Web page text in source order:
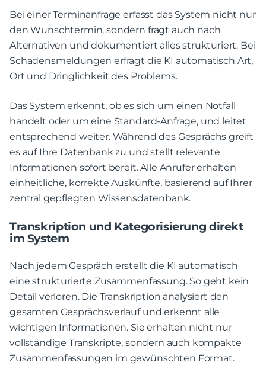
Bei einer Terminanfrage erfasst das System nicht nur
den Wunschtermin, sondern fragt auch nach
Alternativen und dokumentiert alles strukturiert. Bei
Schadensmeldungen erfragt die KI automatisch Art,
Ort und Dringlichkeit des Problems.
Das System erkennt, ob es sich um einen Notfall
handelt oder um eine Standard-Anfrage, und leitet
entsprechend weiter. Während des Gesprächs greift
es auf Ihre Datenbank zu und stellt relevante
Informationen sofort bereit. Alle Anrufer erhalten
einheitliche, korrekte Auskünfte, basierend auf Ihrer
zentral gepflegten Wissensdatenbank.
Transkription und Kategorisierung direkt
im System
Nach jedem Gespräch erstellt die KI automatisch
eine strukturierte Zusammenfassung. So geht kein
Detail verloren. Die Transkription analysiert den
gesamten Gesprächsverlauf und erkennt alle
wichtigen Informationen. Sie erhalten nicht nur
vollständige Transkripte, sondern auch kompakte
Zusammenfassungen im gewünschten Format.